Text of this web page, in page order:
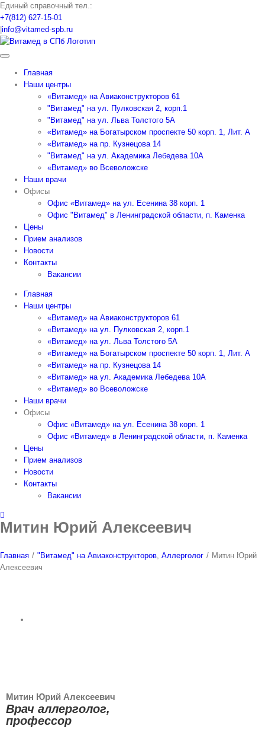
Skip
to
content
Единый справочный тел.:
+7(812) 627-15-01
info@vitamed-spb.ru
Главная
Наши центры
«Витамед» на Авиаконструкторов 61
"Витамед" на ул. Пулковская 2, корп.1
"Витамед" на ул. Льва Толстого 5А
«Витамед» на Богатырском проспекте 50 корп. 1, Лит. А
«Витамед» на пр. Кузнецова 14
"Витамед" на ул. Академика Лебедева 10А
«Витамед» во Всеволожске
Наши врачи
Офисы
Офис «Витамед» на ул. Есенина 38 корп. 1
Офис "Витамед" в Ленинградской области, п. Каменка
Цены
Прием анализов
Новости
Контакты
Вакансии
Главная
Наши центры
«Витамед» на Авиаконструкторов 61
«Витамед» на ул. Пулковская 2, корп.1
«Витамед» на ул. Льва Толстого 5А
«Витамед» на Богатырском проспекте 50 корп. 1, Лит. А
«Витамед» на пр. Кузнецова 14
«Витамед» на ул. Академика Лебедева 10А
«Витамед» во Всеволожске
Наши врачи
Офисы
Офис «Витамед» на ул. Есенина 38 корп. 1
Офис «Витамед» в Ленинградской области, п. Каменка
Цены
Прием анализов
Новости
Контакты
Вакансии
Митин Юрий Алексеевич
Главная / "Витамед" на Авиаконструкторов, Аллерголог / Митин Юрий
Алексеевич
Митин Юрий Алексеевич
Врач аллерголог,
профессор